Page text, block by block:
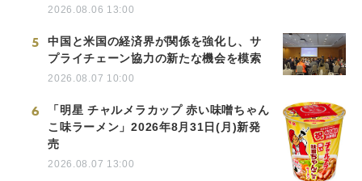
2026.08.06 13:00
5
中国と米国の経済界が関係を強化し、サ
プライチェーン協力の新たな機会を模索
2026.08.07 10:00
6
「明星 チャルメラカップ 赤い味噌ちゃん
こ味ラーメン」2026年8月31日(月)新発
売
2026.08.07 13:00
English